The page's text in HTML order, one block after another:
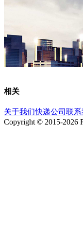
相关
关于我们快递公司 联系
Copyright © 2015-2026